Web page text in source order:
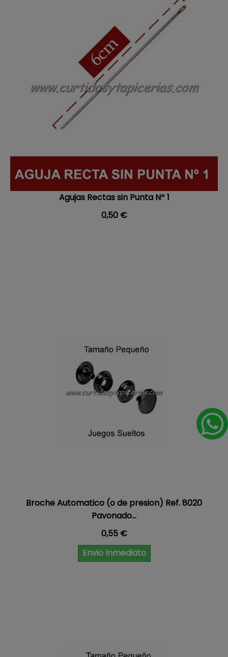
Agujas Rectas sin Punta Nº 1
Precio
0,50 €
Broche Automatico (o de presion) Ref. 8020
Pavonado...
Precio
0,55 €
Envio Inmediato